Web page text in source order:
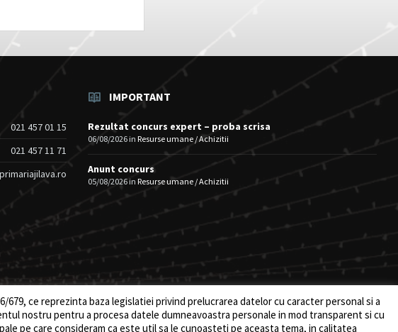
021 457 01 15
021 457 11 71
IMPORTANT
Rezultat concurs expert – proba scrisa
06/08/2026 in Resurse umane / Achizitii
Anunt concurs
05/08/2026 in Resurse umane / Achizitii
ce reprezinta baza legislatiei privind prelucrarea datelor cu caracter personal si a
nostru pentru a procesa datele dumneavoastra personale in mod transparent si cu
pe care consideram ca este util sa le cunoasteti pe aceasta tema, in calitatea